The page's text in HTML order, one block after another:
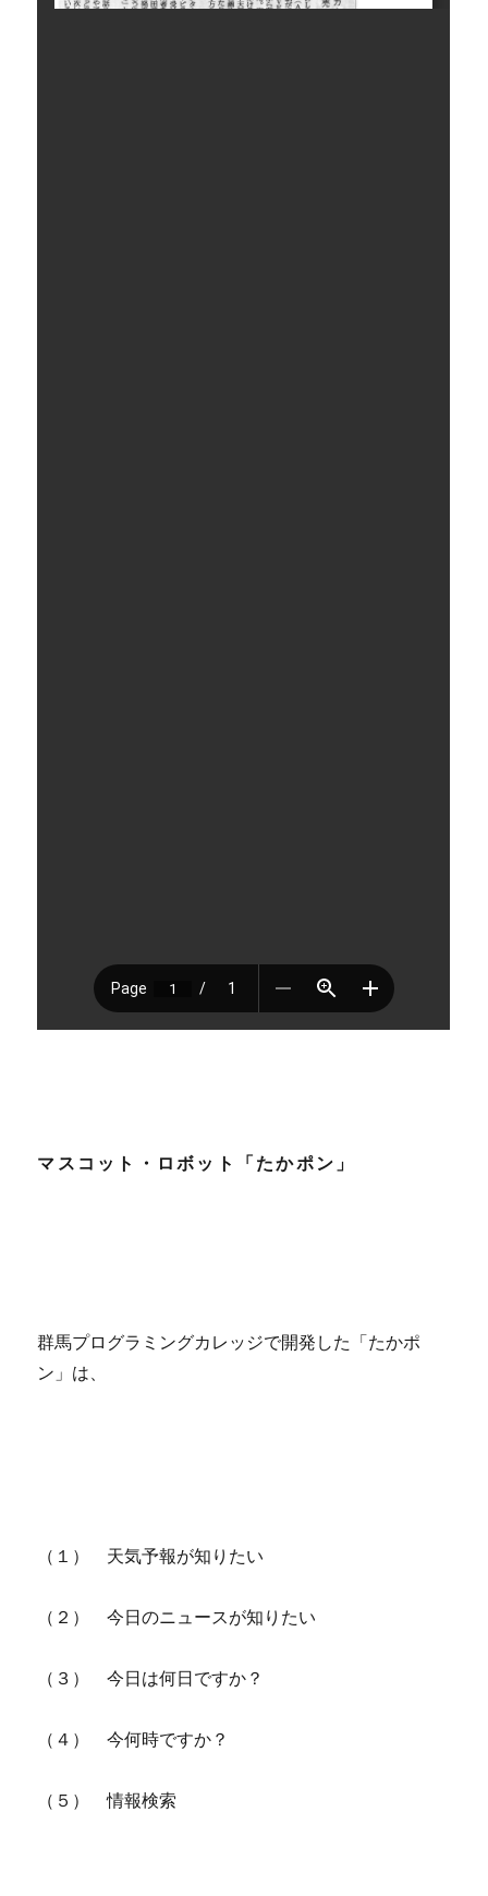
マスコット・ロボット「たかポン」
群馬プログラミングカレッジで開発した「たかポ
ン」は、
（１） 天気予報が知りたい
（２） 今日のニュースが知りたい
（３） 今日は何日ですか？
（４） 今何時ですか？
（５） 情報検索